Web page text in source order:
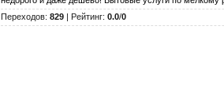
Переходов: 829| Рейтинг: 0.0/0